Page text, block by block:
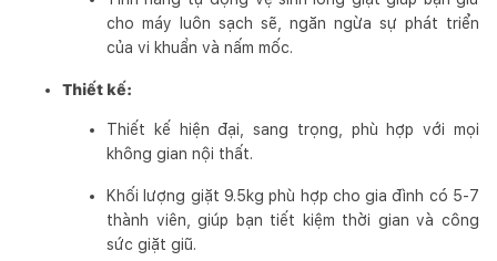
cho máy luôn sạch sẽ, ngăn ngừa sự phát triển
của vi khuẩn và nấm mốc.
Thiết kế:
Thiết kế hiện đại, sang trọng, phù hợp với mọi
không gian nội thất.
Khối lượng giặt 9.5kg phù hợp cho gia đình có 5-7
thành viên, giúp bạn tiết kiệm thời gian và công
sức giặt giũ.